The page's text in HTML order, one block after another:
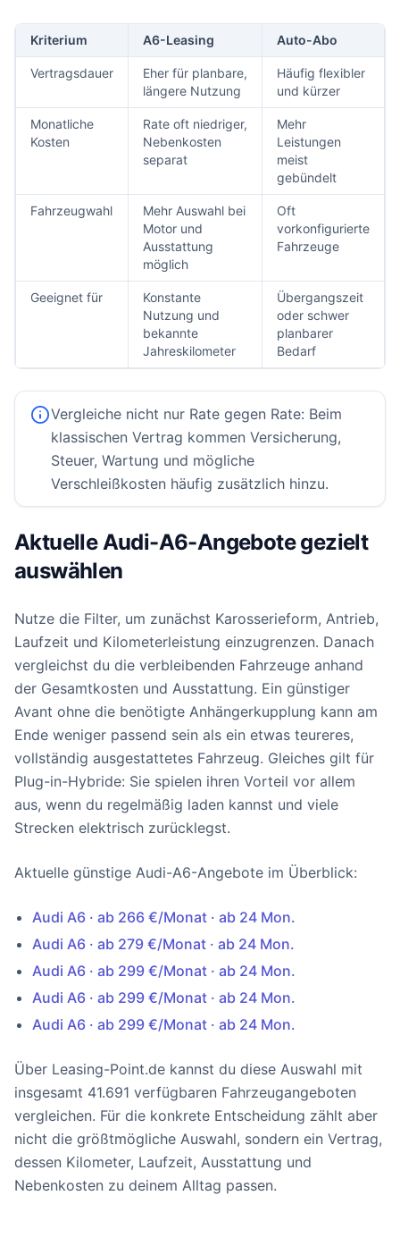
Kriterium A6-Leasing Auto-Abo
Vertragsdauer
Eher für planbare,
längere Nutzung
Häufig flexibler
und kürzer
Monatliche
Kosten
Rate oft niedriger,
Nebenkosten
separat
Mehr
Leistungen
meist
gebündelt
Fahrzeugwahl
Mehr Auswahl bei
Motor und
Ausstattung
möglich
Oft
vorkonfigurierte
Fahrzeuge
Geeignet für
Konstante
Nutzung und
bekannte
Jahreskilometer
Übergangszeit
oder schwer
planbarer
Bedarf
Vergleiche nicht nur Rate gegen Rate: Beim
klassischen Vertrag kommen Versicherung,
Steuer, Wartung und mögliche
Verschleißkosten häufig zusätzlich hinzu.
Aktuelle Audi-A6-Angebote gezielt
auswählen
Nutze die Filter, um zunächst Karosserieform, Antrieb,
Laufzeit und Kilometerleistung einzugrenzen. Danach
vergleichst du die verbleibenden Fahrzeuge anhand
der Gesamtkosten und Ausstattung. Ein günstiger
Avant ohne die benötigte Anhängerkupplung kann am
Ende weniger passend sein als ein etwas teureres,
vollständig ausgestattetes Fahrzeug. Gleiches gilt für
Plug-in-Hybride: Sie spielen ihren Vorteil vor allem
aus, wenn du regelmäßig laden kannst und viele
Strecken elektrisch zurücklegst.
Aktuelle günstige Audi-A6-Angebote im Überblick:
Audi A6 · ab 266 €/Monat · ab 24 Mon.
Audi A6 · ab 279 €/Monat · ab 24 Mon.
Audi A6 · ab 299 €/Monat · ab 24 Mon.
Audi A6 · ab 299 €/Monat · ab 24 Mon.
Audi A6 · ab 299 €/Monat · ab 24 Mon.
Über Leasing-Point.de kannst du diese Auswahl mit
insgesamt 41.691 verfügbaren Fahrzeugangeboten
vergleichen. Für die konkrete Entscheidung zählt aber
nicht die größtmögliche Auswahl, sondern ein Vertrag,
dessen Kilometer, Laufzeit, Ausstattung und
Nebenkosten zu deinem Alltag passen.